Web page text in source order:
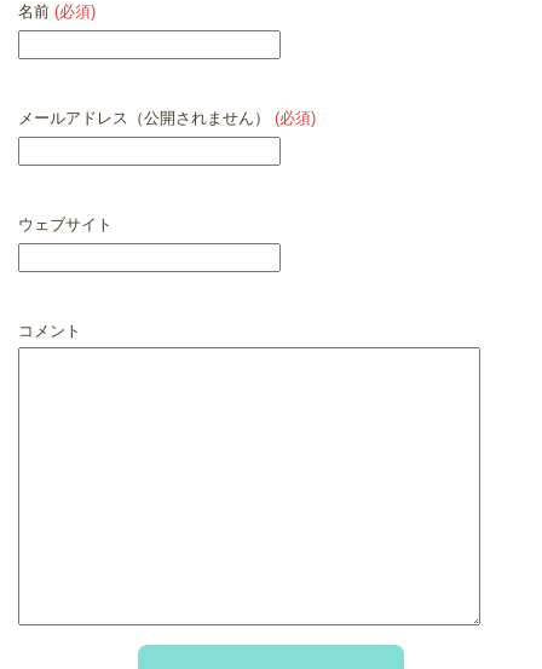
名前 (必須)
メールアドレス（公開されません） (必須)
ウェブサイト
コメント